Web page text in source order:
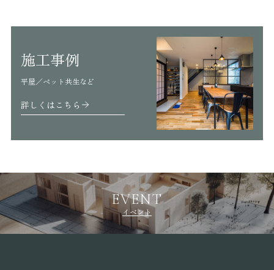
施工事例
平屋／ペット共生など
詳しくはこちら
EVENT
イベント